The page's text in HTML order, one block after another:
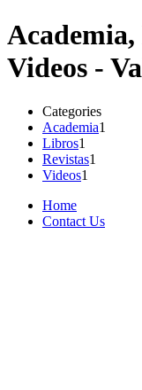
Videos -
Categories
Academia1
Libros1
Revistas1
Videos1
Home
Contact Us